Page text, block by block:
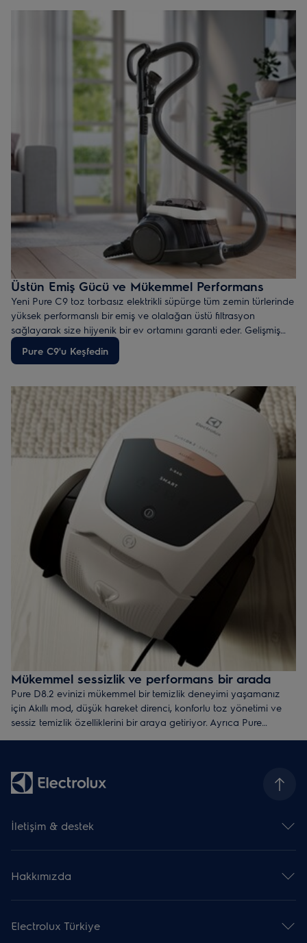
Üstün Emiş Gücü ve Mükemmel Performans
Yeni Pure C9 toz torbasız elektrikli süpürge tüm zemin türlerinde
yüksek performanslı bir emiş ve olalağan üstü filtrasyon
sağlayarak size hijyenik bir ev ortamını garanti eder. Gelişmiş
manevra kabiliyeti, bakımının kolay oluşu ve performanslıyla
size kusursuz bir ev ortamı için bir çok avantaj sağlar.
Pure C9'u Keşfedin
Mükemmel sessizlik ve performans bir arada
Pure D8.2 evinizi mükemmel bir temizlik deneyimi yaşamanız
için Akıllı mod, düşük hareket direnci, konforlu toz yönetimi ve
sessiz temizlik özelliklerini bir araya getiriyor. Ayrıca Pure
İletişim & destek
Kullanma kılavuzu indir
Destek
Yetkili Servis Merkezleri
Bültenimize üye olun
Hakkımızda
Basın ve haberler
Ödüller ve Bilinirlik
Electrolux Türkiye